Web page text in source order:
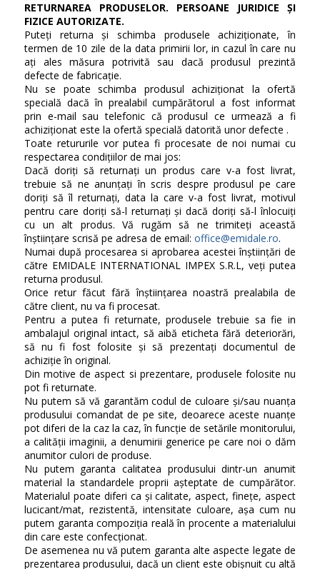
RETURNAREA PRODUSELOR. PERSOANE JURIDICE ȘI
FIZICE AUTORIZATE.
Puteți returna și schimba produsele achiziționate, în
termen de 10 zile de la data primirii lor, in cazul în care nu
ați ales măsura potrivită sau dacă produsul prezintă
defecte de fabricație.
Nu se poate schimba produsul achiziționat la ofertă
specială dacă în prealabil cumpărătorul a fost informat
prin e-mail sau telefonic că produsul ce urmează a fi
achiziționat este la ofertă specială datorită unor defecte .
Toate retururile vor putea fi procesate de noi numai cu
respectarea condițiilor de mai jos:
Dacă doriți să returnați un produs care v-a fost livrat,
trebuie să ne anunțați în scris despre produsul pe care
doriți să îl returnați, data la care v-a fost livrat, motivul
pentru care doriți să-l returnați și dacă doriți să-l înlocuiți
cu un alt produs. Vă rugăm să ne trimiteți această
înștiințare scrisă pe adresa de email: office@emidale.ro.
Numai după procesarea si aprobarea acestei înștiințări de
către EMIDALE INTERNATIONAL IMPEX S.R.L, veți putea
returna produsul.
Orice retur făcut fără înștiințarea noastră prealabila de
către client, nu va fi procesat.
Pentru a putea fi returnate, produsele trebuie sa fie in
ambalajul original intact, să aibă eticheta fără deteriorări,
să nu fi fost folosite și să prezentați documentul de
achiziție în original.
Din motive de aspect si prezentare, produsele folosite nu
pot fi returnate.
Nu putem să vă garantăm codul de culoare și/sau nuanța
produsului comandat de pe site, deoarece aceste nuanțe
pot diferi de la caz la caz, în funcție de setările monitorului,
a calității imaginii, a denumirii generice pe care noi o dăm
anumitor culori de produse.
Nu putem garanta calitatea produsului dintr-un anumit
material la standardele proprii așteptate de cumpărător.
Materialul poate diferi ca și calitate, aspect, finețe, aspect
lucicant/mat, rezistentă, intensitate culoare, așa cum nu
putem garanta compoziția reală în procente a materialului
din care este confecționat.
De asemenea nu vă putem garanta alte aspecte legate de
prezentarea produsului, dacă un client este obișnuit cu altă